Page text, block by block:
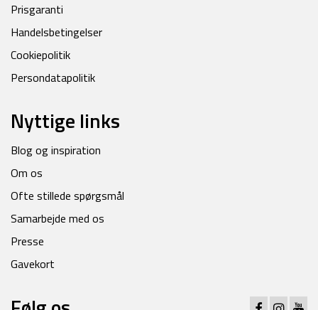
Prisgaranti
Handelsbetingelser
Cookiepolitik
Persondatapolitik
Nyttige links
Blog og inspiration
Om os
Ofte stillede spørgsmål
Samarbejde med os
Presse
Gavekort